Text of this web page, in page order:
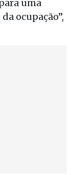
uma
ocupação”,